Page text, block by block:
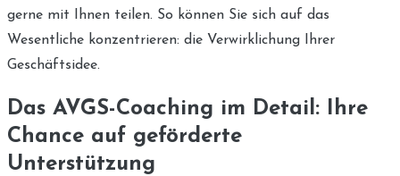
gerne mit Ihnen teilen. So können Sie sich auf das
Wesentliche konzentrieren: die Verwirklichung Ihrer
Geschäftsidee.
Das AVGS-Coaching im Detail: Ihre
Chance auf geförderte
Unterstützung